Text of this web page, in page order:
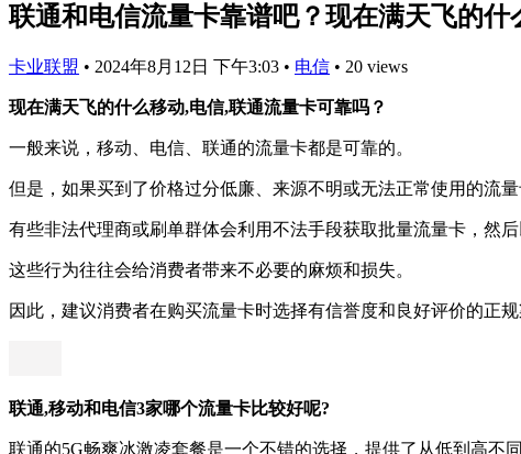
联通和电信流量卡靠谱吧？现在满天飞的
卡业联盟 • 2024年8月12日 下午3:03 • 电信 • 20 views
现在满天飞的什么移动,电信,联通流量卡可靠吗？
一般来说，移动、电信、联通的流量卡都是可靠的。
但是，如果买到了价格过分低廉、来源不明或无法正常使用的流量
有些非法代理商或刷单群体会利用不法手段获取批量流量卡，然
这些行为往往会给消费者带来不必要的麻烦和损失。
因此，建议消费者在购买流量卡时选择有信誉度和良好评价的正
联通,移动和电信3家哪个流量卡比较好呢?
联通的5G畅爽冰激凌套餐是一个不错的选择，提供了从低到高不